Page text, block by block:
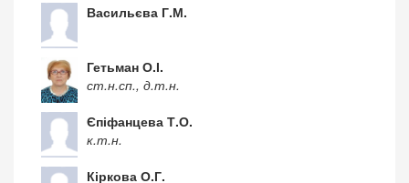
Васильєва Г.М.
Гетьман О.І.
ст.н.сп., д.т.н.
Єпіфанцева Т.О.
к.т.н.
Кіркова О.Г.